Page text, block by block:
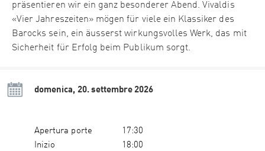
präsentieren wir ein ganz besonderer Abend. Vivaldis
«Vier Jahreszeiten» mögen für viele ein Klassiker des
Barocks sein, ein äusserst wirkungsvolles Werk, das mit
Sicherheit für Erfolg beim Publikum sorgt.
domenica, 20. settembre 2026
Apertura porte
17:30
Inizio
18:00